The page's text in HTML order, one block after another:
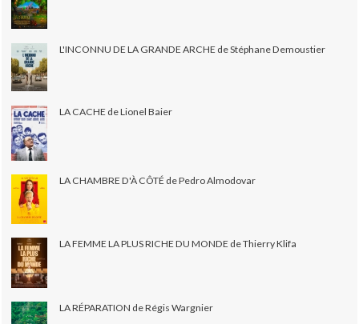
L'INCONNU DE LA GRANDE ARCHE de Stéphane Demoustier
LA CACHE de Lionel Baier
LA CHAMBRE D'À CÔTÉ de Pedro Almodovar
LA FEMME LA PLUS RICHE DU MONDE de Thierry Klifa
LA RÉPARATION de Régis Wargnier